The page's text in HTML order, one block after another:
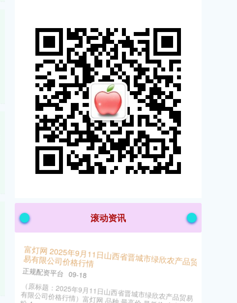
滚动资讯
双融配资 IMF警告全球金融稳定风险显著增加
万隆优配 09-24
国际货币基金组织（IMF）22日发布《全球金融稳定报
告》说双融配资，由于金融状况趋紧，以及贸易和地缘政
治不确定性加剧，I